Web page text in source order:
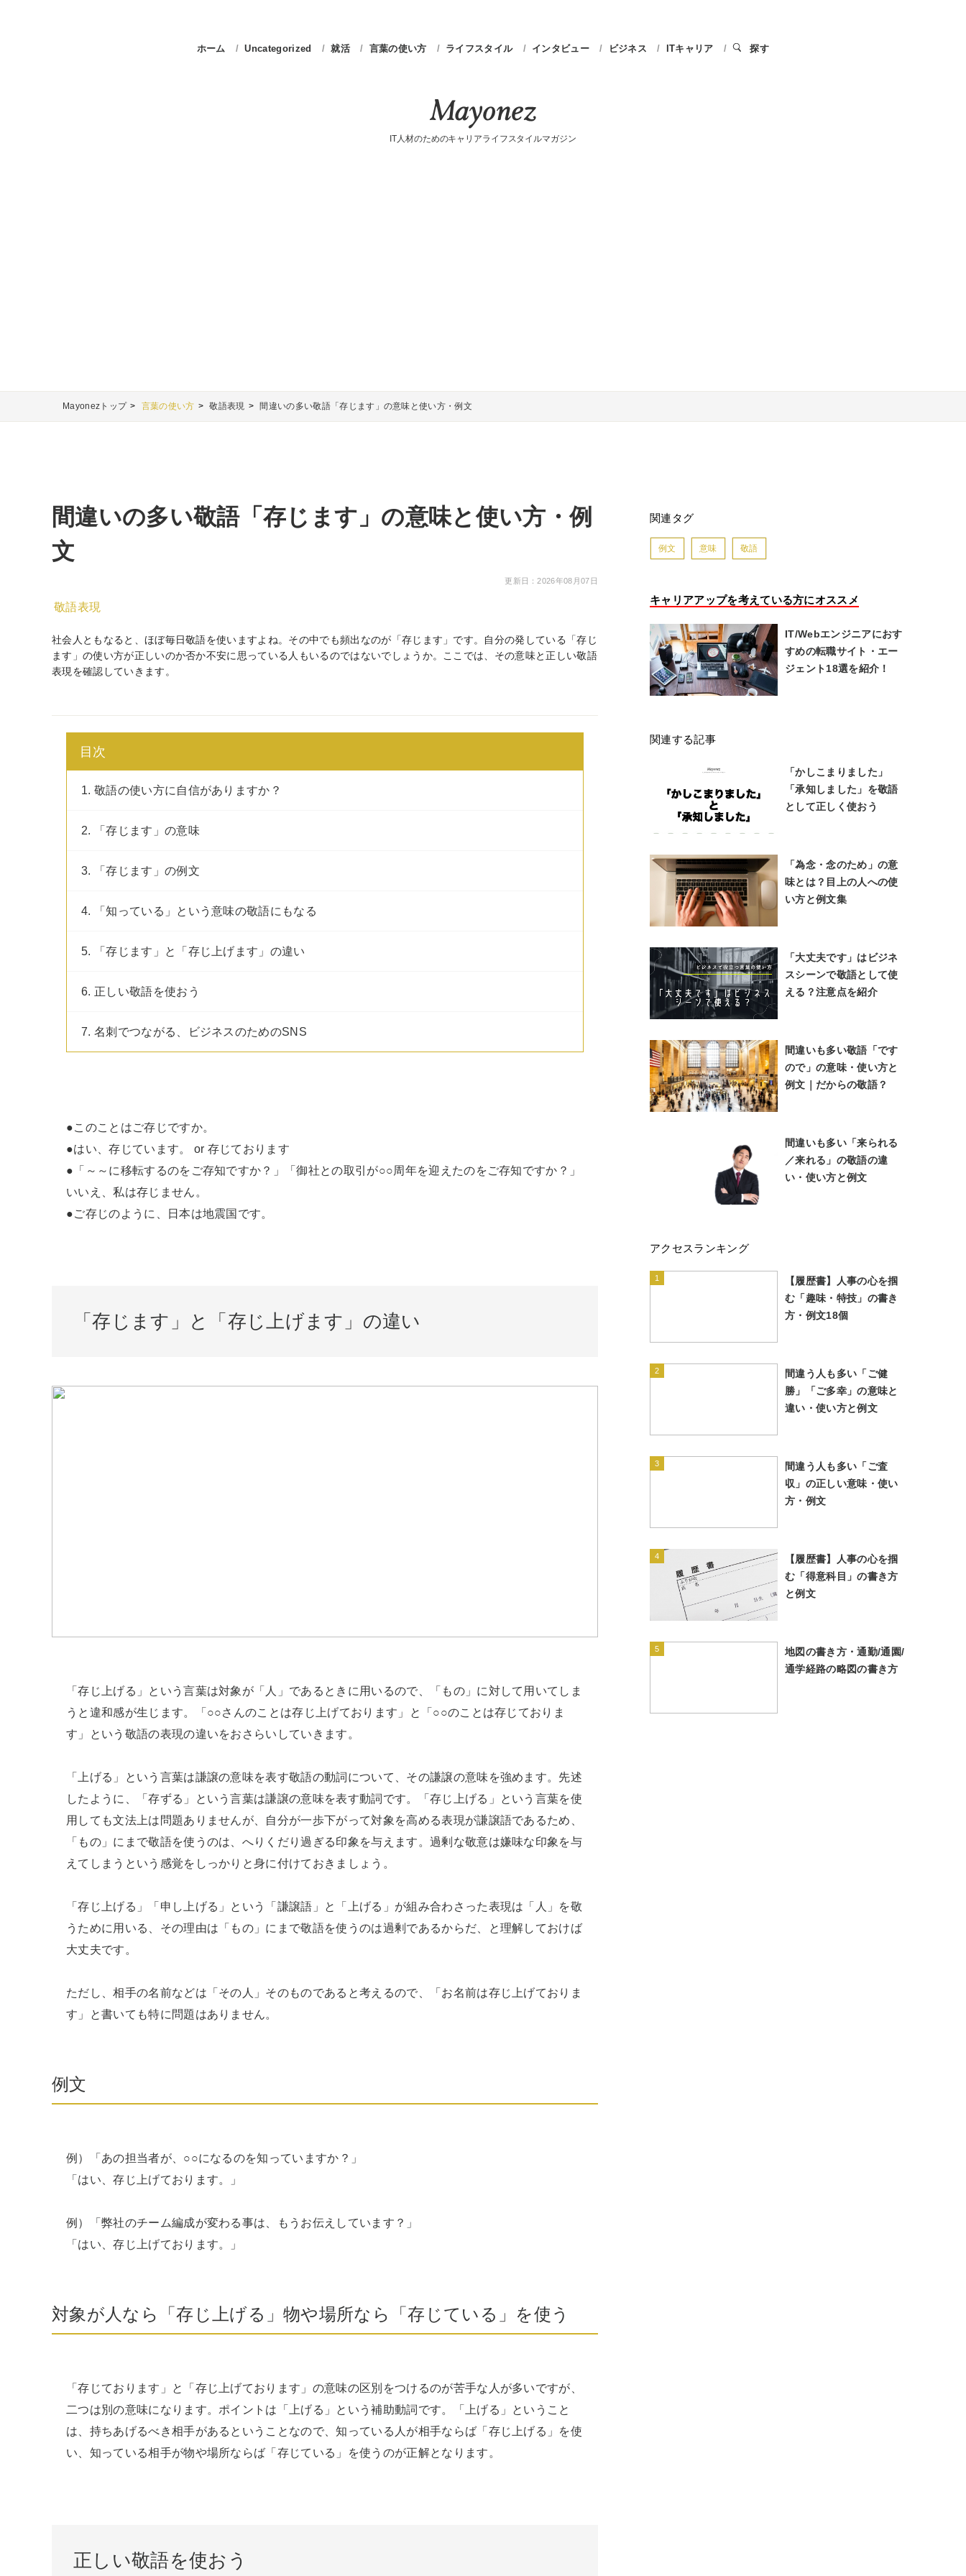
ホーム Uncategorized 就活 言葉の使い方 ライフスタイル インタビュー ビジネス ITキャリア 探す
IT人材のためのキャリアライフスタイルマガジン
Mayonezトップ 言葉の使い方 敬語表現 間違いの多い敬語「存じます」の意味と使い方・例文
間違いの多い敬語「存じます」の意味と使い方・例
文
更新日：2026年08月07日
敬語表現
社会人ともなると、ほぼ毎日敬語を使いますよね。その中でも頻出なのが「存じます」です。自分の発している「存じ
ます」の使い方が正しいのか否か不安に思っている人もいるのではないでしょうか。ここでは、その意味と正しい敬語
表現を確認していきます。
目次
1. 敬語の使い方に自信がありますか？
2. 「存じます」の意味
3. 「存じます」の例文
4. 「知っている」という意味の敬語にもなる
5. 「存じます」と「存じ上げます」の違い
6. 正しい敬語を使おう
7. 名刺でつながる、ビジネスのためのSNS
●このことはご存じですか。
●はい、存じています。 or 存じております
●「～～に移転するのをご存知ですか？」「御社との取引が○○周年を迎えたのをご存知ですか？」
いいえ、私は存じません。
●ご存じのように、日本は地震国です。
「存じます」と「存じ上げます」の違い
「存じ上げる」という言葉は対象が「人」であるときに用いるので、「もの」に対して用いてしま
うと違和感が生じます。「○○さんのことは存じ上げております」と「○○のことは存じておりま
す」という敬語の表現の違いをおさらいしていきます。
「上げる」という言葉は謙譲の意味を表す敬語の動詞について、その謙譲の意味を強めます。先述
したように、「存ずる」という言葉は謙譲の意味を表す動詞です。「存じ上げる」という言葉を使
用しても文法上は問題ありませんが、自分が一歩下がって対象を高める表現が謙譲語であるため、
「もの」にまで敬語を使うのは、へりくだり過ぎる印象を与えます。過剰な敬意は嫌味な印象を与
えてしまうという感覚をしっかりと身に付けておきましょう。
「存じ上げる」「申し上げる」という「謙譲語」と「上げる」が組み合わさった表現は「人」を敬
うために用いる、その理由は「もの」にまで敬語を使うのは過剰であるからだ、と理解しておけば
大丈夫です。
ただし、相手の名前などは「その人」そのものであると考えるので、「お名前は存じ上げておりま
す」と書いても特に問題はありません。
例文
例）「あの担当者が、○○になるのを知っていますか？」
「はい、存じ上げております。」
例）「弊社のチーム編成が変わる事は、もうお伝えしています？」
「はい、存じ上げております。」
対象が人なら「存じ上げる」物や場所なら「存じている」を使う
「存じております」と「存じ上げております」の意味の区別をつけるのが苦手な人が多いですが、
二つは別の意味になります。ポイントは「上げる」という補助動詞です。「上げる」ということ
は、持ちあげるべき相手があるということなので、知っている人が相手ならば「存じ上げる」を使
い、知っている相手が物や場所ならば「存じている」を使うのが正解となります。
正しい敬語を使おう
関連タグ
例文 意味 敬語
キャリアアップを考えている方にオススメ
IT/Webエンジニアにおす
すめの転職サイト・エー
ジェント18選を紹介！
関連する記事
「かしこまりました」
「承知しました」を敬語
として正しく使おう
「為念・念のため」の意
味とは？目上の人への使
い方と例文集
「大丈夫です」はビジネ
スシーンで敬語として使
える？注意点を紹介
間違いも多い敬語「です
ので」の意味・使い方と
例文｜だからの敬語？
間違いも多い「来られる
／来れる」の敬語の違
い・使い方と例文
アクセスランキング
1
【履歴書】人事の心を掴
む「趣味・特技」の書き
方・例文18個
2
間違う人も多い「ご健
勝」「ご多幸」の意味と
違い・使い方と例文
3
間違う人も多い「ご査
収」の正しい意味・使い
方・例文
4
【履歴書】人事の心を掴
む「得意科目」の書き方
と例文
5
地図の書き方・通勤/通園/
通学経路の略図の書き方